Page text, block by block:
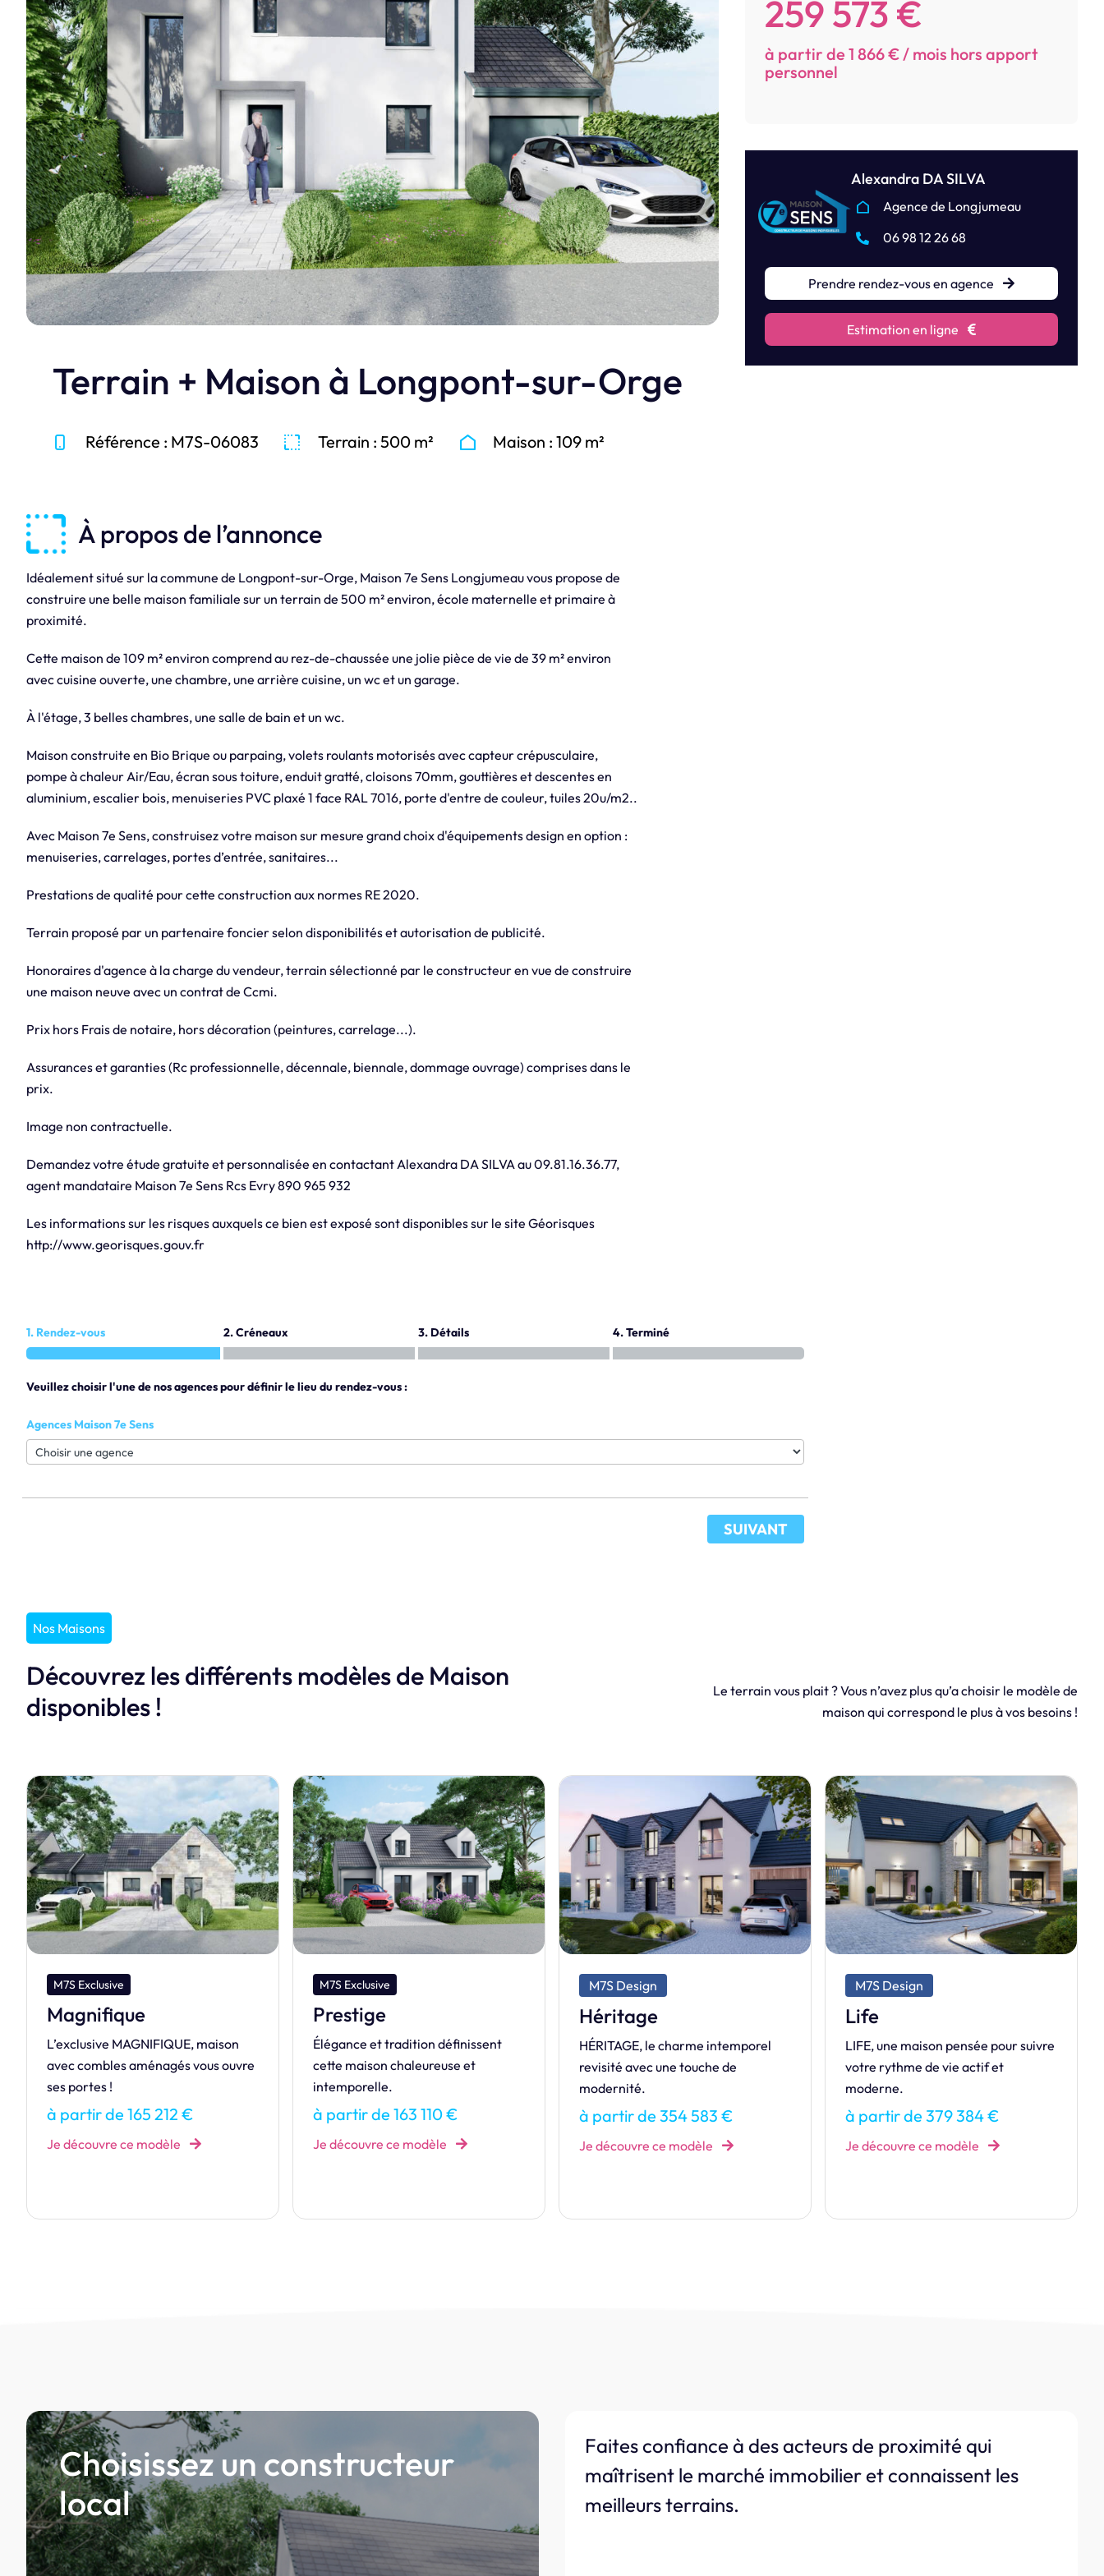
réalisations en photos.
Je découvre
Terrain + Maison à Longpont-sur-Orge
Référence : M7S-06083 Terrain : 500 m² Maison : 109 m²
259 573 €
à partir de 1 866 € / mois hors apport
personnel
Alexandra DA SILVA
Agence de Longjumeau
06 98 12 26 68
Prendre rendez-vous en agence
Estimation en ligne
À propos de l’annonce
Idéalement situé sur la commune de Longpont-sur-Orge, Maison 7e Sens Longjumeau vous propose de
construire une belle maison familiale sur un terrain de 500 m² environ, école maternelle et primaire à
proximité.
Cette maison de 109 m² environ comprend au rez-de-chaussée une jolie pièce de vie de 39 m² environ
avec cuisine ouverte, une chambre, une arrière cuisine, un wc et un garage.
À l'étage, 3 belles chambres, une salle de bain et un wc.
Maison construite en Bio Brique ou parpaing, volets roulants motorisés avec capteur crépusculaire,
pompe à chaleur Air/Eau, écran sous toiture, enduit gratté, cloisons 70mm, gouttières et descentes en
aluminium, escalier bois, menuiseries PVC plaxé 1 face RAL 7016, porte d'entre de couleur, tuiles 20u/m2..
Avec Maison 7e Sens, construisez votre maison sur mesure grand choix d'équipements design en option :
menuiseries, carrelages, portes d’entrée, sanitaires...
Prestations de qualité pour cette construction aux normes RE 2020.
Terrain proposé par un partenaire foncier selon disponibilités et autorisation de publicité.
Honoraires d'agence à la charge du vendeur, terrain sélectionné par le constructeur en vue de construire
une maison neuve avec un contrat de Ccmi.
Prix hors Frais de notaire, hors décoration (peintures, carrelage...).
Assurances et garanties (Rc professionnelle, décennale, biennale, dommage ouvrage) comprises dans le
prix.
Image non contractuelle.
Demandez votre étude gratuite et personnalisée en contactant Alexandra DA SILVA au 09.81.16.36.77,
agent mandataire Maison 7e Sens Rcs Evry 890 965 932
Les informations sur les risques auxquels ce bien est exposé sont disponibles sur le site Géorisques
http://www.georisques.gouv.fr
1. Rendez-vous 2. Créneaux 3. Détails 4. Terminé
Veuillez choisir l'une de nos agences pour définir le lieu du rendez-vous :
Agences Maison 7e Sens
SUIVANT
Nos Maisons
Découvrez les différents modèles de Maison
disponibles !
Le terrain vous plait ? Vous n’avez plus qu’a choisir le modèle de
maison qui correspond le plus à vos besoins !
M7S Exclusive
Prestige
Élégance et tradition définissent
cette maison chaleureuse et
intemporelle.
à partir de 163 110 €
Je découvre ce modèle
M7S Design
Héritage
HÉRITAGE, le charme intemporel
revisité avec une touche de
modernité.
à partir de 354 583 €
Je découvre ce modèle
M7S Design
Life
LIFE, une maison pensée pour suivre
votre rythme de vie actif et
moderne.
à partir de 379 384 €
Je découvre ce modèle
M7S Exclusive
Sublime
Véritable modèle intemporel,
SUBLIME n’en demeure pas moins
moderne !
à partir de 167 188 €
Je découvre ce modèle
Choisissez un constructeur
local
Faites confiance à des acteurs de proximité qui
maîtrisent le marché immobilier et connaissent les
meilleurs terrains.